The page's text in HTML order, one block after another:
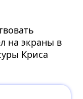
на экраны в
Криса